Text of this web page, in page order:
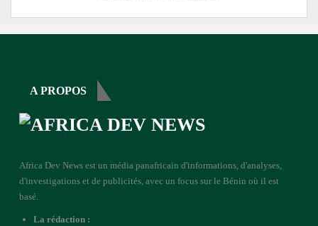
A PROPOS
Africa Dev News est un média panafricain d'informations, d'analyses,
d'investigations et de publicités, avec un focus sur le Bénin où il est
basé.
La rédaction :